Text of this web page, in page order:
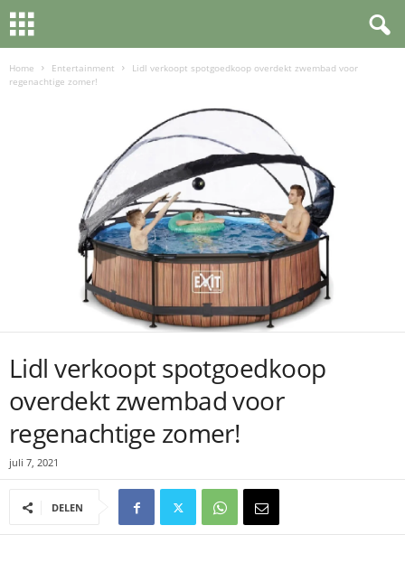
Home Entertainment
Lidl verkoopt spotgoedkoop overdekt zwembad voor
regenachtige zomer!
Lidl verkoopt spotgoedkoop
overdekt zwembad voor
regenachtige zomer!
juli 7, 2021
DELEN